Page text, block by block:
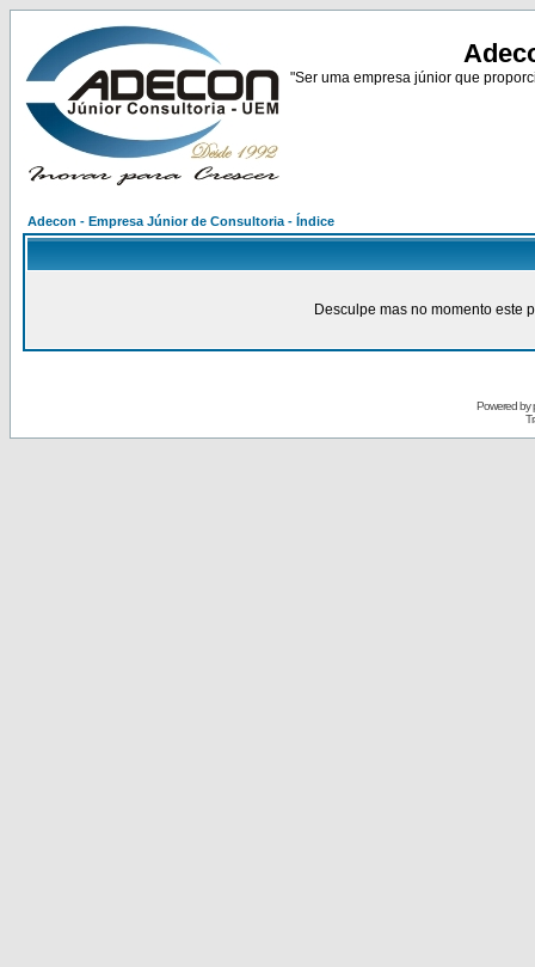
"Ser uma empresa júnior que
Adecon - Empresa Júnior de Consultoria - Índice
Desculpe mas no momento este
Powered by